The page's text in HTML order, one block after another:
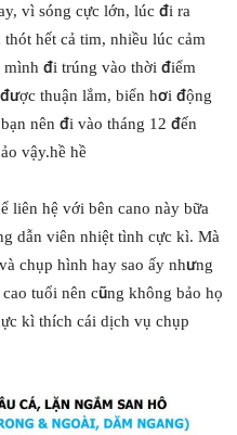
vì sóng cực lớn, lúc đi ra
hết cả tim, nhiều lúc cảm
đi trúng vào thời điểm
thuận lắm, biển hơi động
nên đi vào tháng 12 đến
vậy.hề hề
liên hệ với bên cano này bữa
dẫn viên nhiệt tình cực kì. Mà
chụp hình hay sao ấy nhưng
tuổi nên cũng không bảo họ
kì thích cái dịch vụ chụp